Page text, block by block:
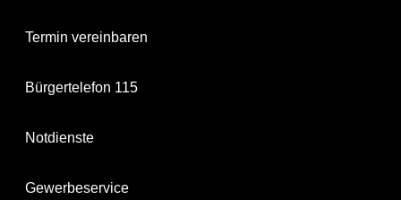
Termin vereinbaren
Bürgertelefon 115
Notdienste
Gewerbeservice